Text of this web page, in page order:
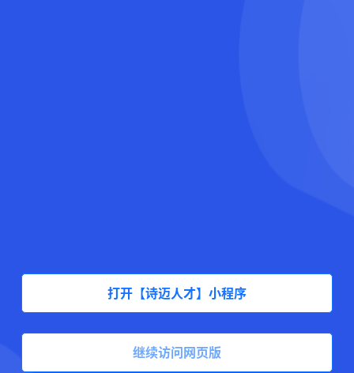
打开【诗迈人才】小程序
继续访问网页版